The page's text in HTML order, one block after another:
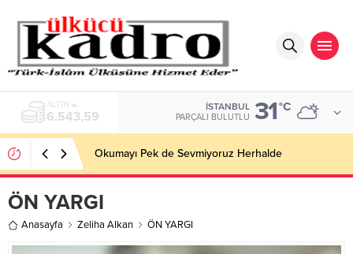
BIST
13.798,82
İSTANBUL
PARÇALI BULUTLU 31°C
Okumayı Pek de Sevmiyoruz Herhalde
ÖN YARGI
Anasayfa Zeliha Alkan ÖN YARGI